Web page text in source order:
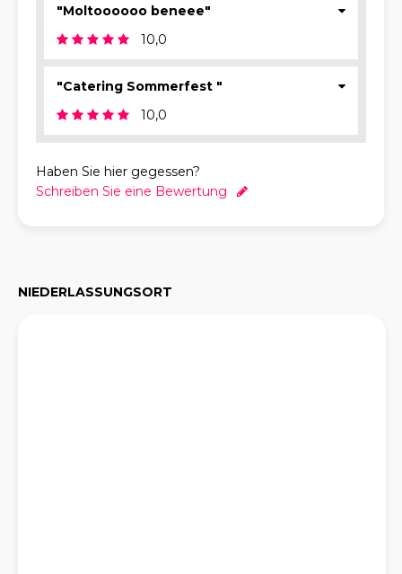
"Moltoooooo beneee"
10,0
"Catering Sommerfest "
10,0
Haben Sie hier gegessen?
Schreiben Sie eine Bewertung
NIEDERLASSUNGSORT